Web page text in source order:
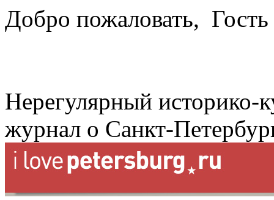
Добро пожаловать, Гость
Нерегулярный историко-
журнал о Санкт-